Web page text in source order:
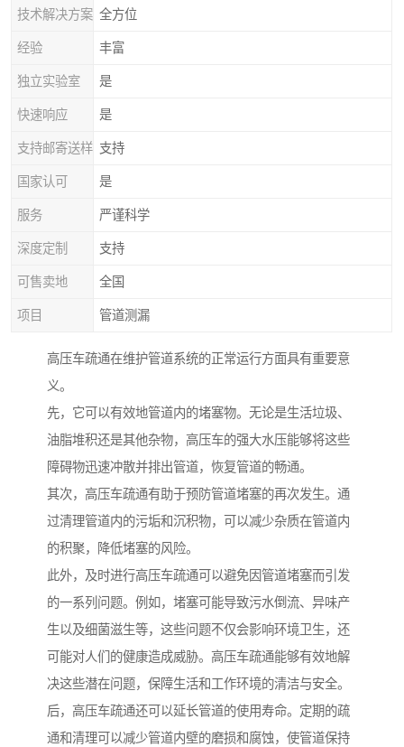
技术解决方案 全方位
经验 丰富
独立实验室 是
快速响应 是
支持邮寄送样 支持
国家认可 是
服务 严谨科学
深度定制 支持
可售卖地 全国
项目 管道测漏
高压车疏通在维护管道系统的正常运行方面具有重要意
义。
先，它可以有效地管道内的堵塞物。无论是生活垃圾、
油脂堆积还是其他杂物，高压车的强大水压能够将这些
障碍物迅速冲散并排出管道，恢复管道的畅通。
其次，高压车疏通有助于预防管道堵塞的再次发生。通
过清理管道内的污垢和沉积物，可以减少杂质在管道内
的积聚，降低堵塞的风险。
此外，及时进行高压车疏通可以避免因管道堵塞而引发
的一系列问题。例如，堵塞可能导致污水倒流、异味产
生以及细菌滋生等，这些问题不仅会影响环境卫生，还
可能对人们的健康造成威胁。高压车疏通能够有效地解
决这些潜在问题，保障生活和工作环境的清洁与安全。
后，高压车疏通还可以延长管道的使用寿命。定期的疏
通和清理可以减少管道内壁的磨损和腐蚀，使管道保持